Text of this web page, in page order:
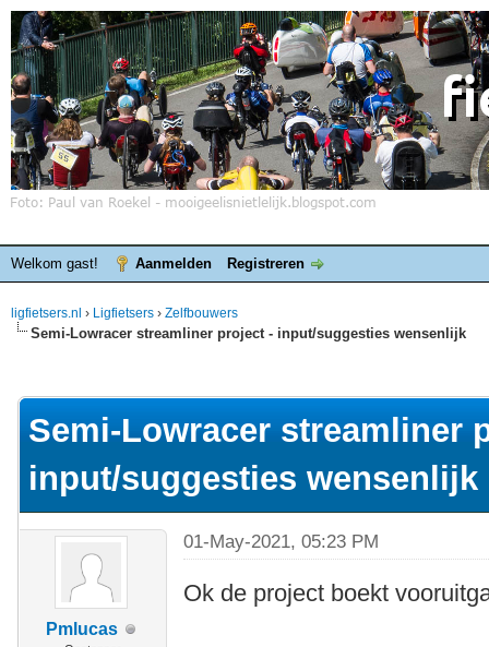
Welkom gast! Aanmelden Registreren
ligfietsers.nl › Ligfietsers › Zelfbouwers
Semi-Lowracer streamliner project - input/suggesties wensenlijk
Semi-Lowracer streamliner
input/suggesties wensenlijk
Pmlucas
01-May-2021, 05:23 PM
Ok de project boekt